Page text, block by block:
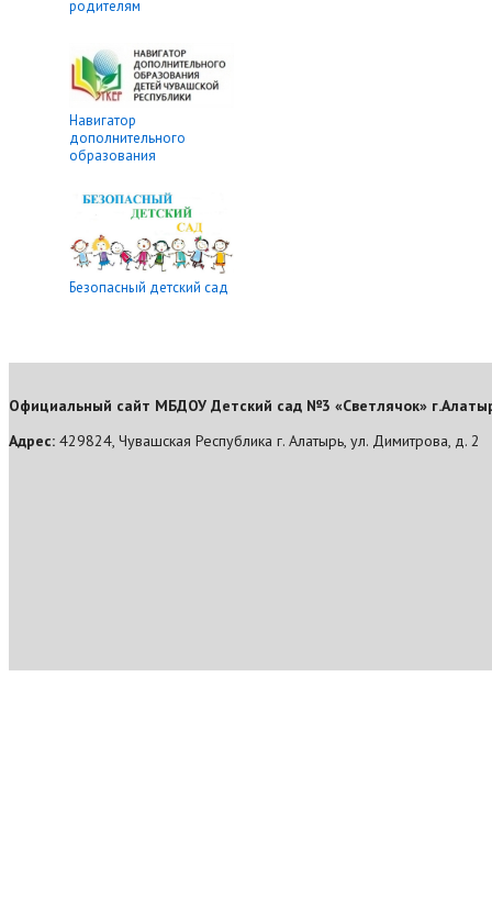
родителям
Навигатор
дополнительного
образования
Безопасный детский сад
Официальный сайт МБДОУ Детский сад №3 «Светлячок»
Адрес: 429824, Чувашская Республика г. Алатырь, ул. Димитрова, д. 2